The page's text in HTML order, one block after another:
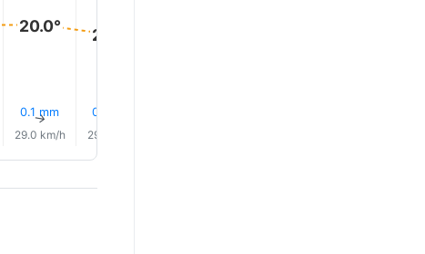
20.0°
0.1 mm
↑
29.0 km/h
20.0°
0.3 mm
29.0 km/h